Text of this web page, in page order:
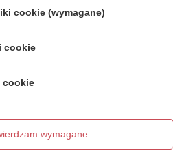
cookie (wymagane)
cookie
cookie
wymagane